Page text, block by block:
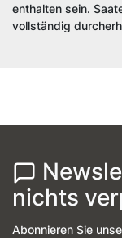
enthalten sein.
vollständig
nichts
Abonnieren Sie